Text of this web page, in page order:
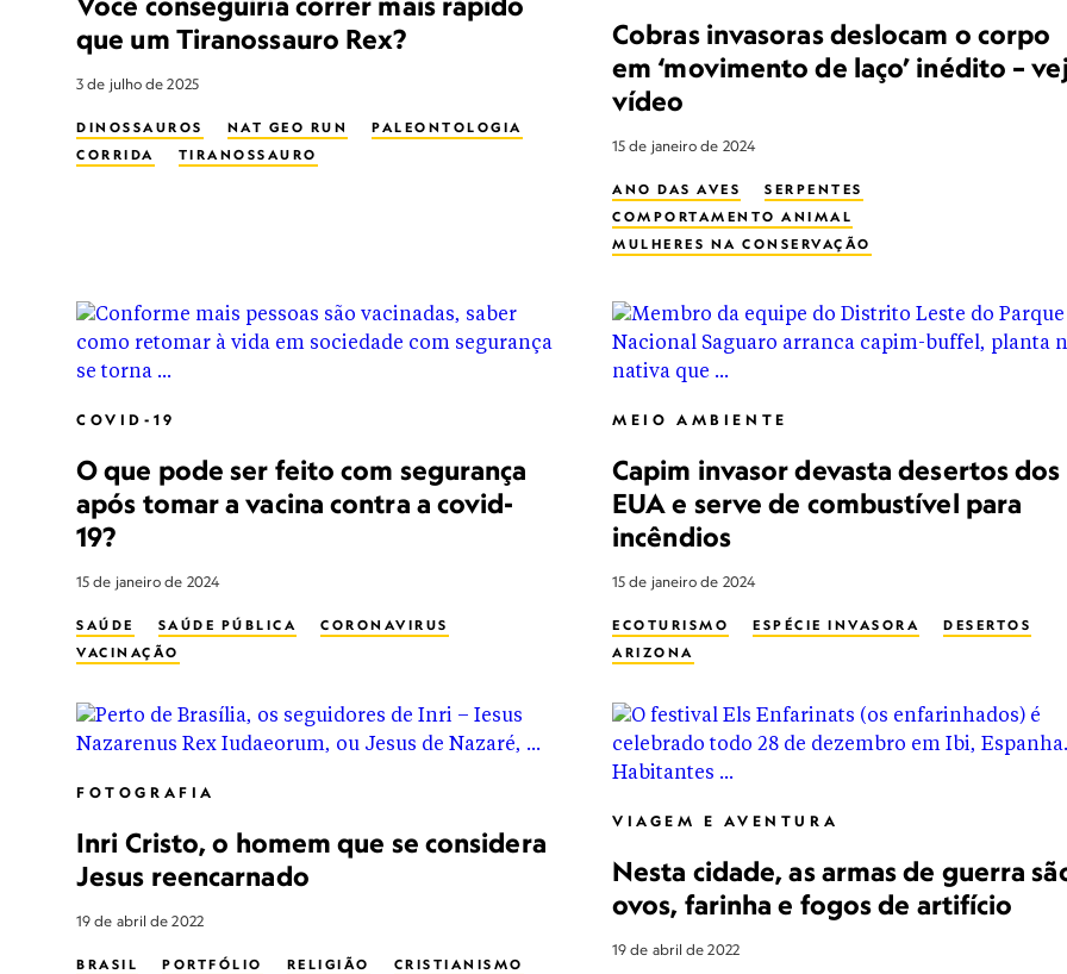
que um Tiranossauro Rex?
3 de julho de 2025
DINOSSAUROS NAT GEO RUN
PALEONTOLOGIA
CORRIDA
TIRANOSSAURO
Cobras invasoras deslocam o corpo
em ‘movimento de laço’ inédito –
vídeo
15 de janeiro de 2024
ANO DAS AVES
SERPENTES
COMPORTAMENTO ANIMAL
MULHERES NA CONSERVAÇÃO
COVID-19
O que pode ser feito com segurança
após tomar a vacina contra a covid-
19?
15 de janeiro de 2024
SAÚDE SAÚDE PÚBLICA
CORONAVIRUS
VACINAÇÃO
MEIO AMBIENTE
Capim invasor devasta desertos dos
EUA e serve de combustível para
incêndios
15 de janeiro de 2024
ECOTURISMO ESPÉCIE INVASORA
DESERTOS
ARIZONA
FOTOGRAFIA
Inri Cristo, o homem que se considera
Jesus reencarnado
19 de abril de 2022
BRASIL PORTFÓLIO RELIGIÃO
CRISTIANISMO
VIAGEM E AVENTURA
Nesta cidade, as armas de guerra
ovos, farinha e fogos de artifício
19 de abril de 2022